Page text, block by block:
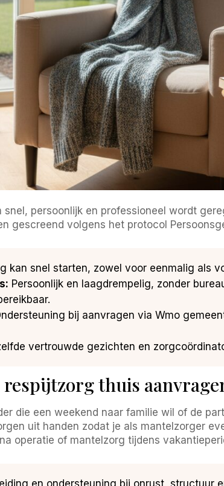
persoonlijk en professioneel wordt
gescreend volgens het protocol
kan snel starten, zowel voor eenmalig als
Persoonlijk en laagdrempelig, zonder
bij aanvragen via Wmo
vertrouwde gezichten en
thuis
die een weekend naar familie wil of de
uit handen zodat je als mantelzorger
operatie of mantelzorg tijdens
en ondersteuning bij onrust, structuur